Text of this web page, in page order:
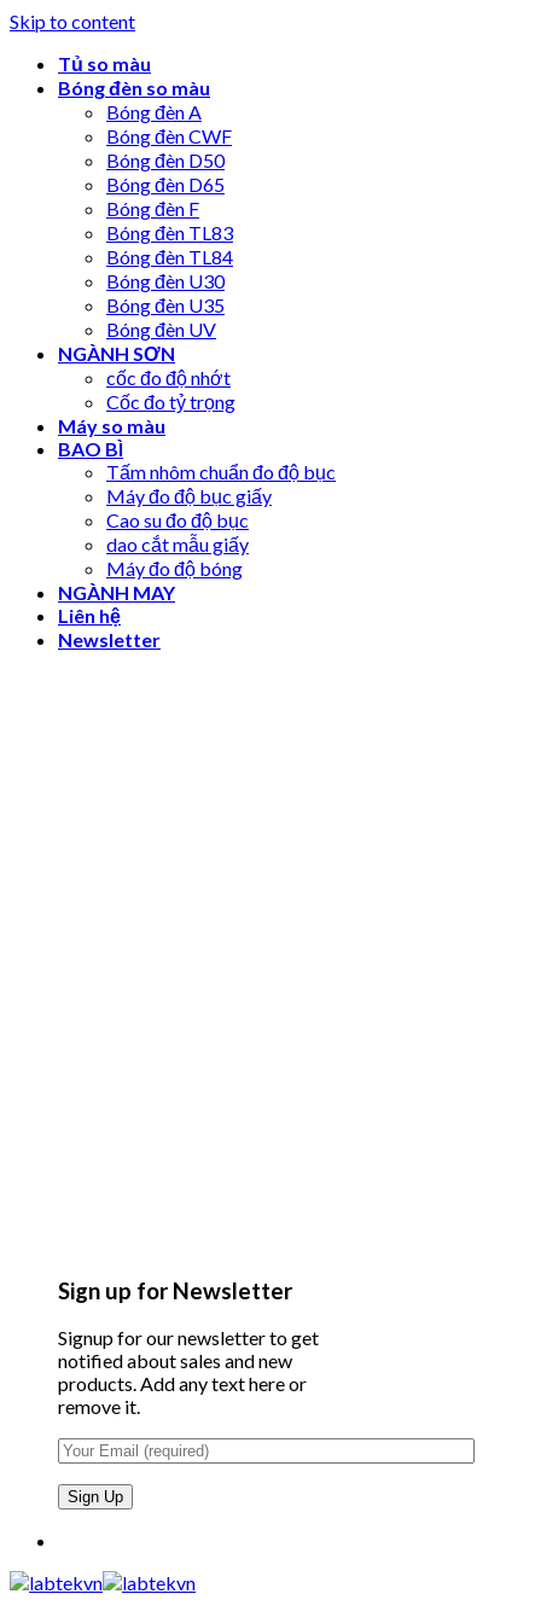
Skip to content
Tủ so màu
Bóng đèn so màu
Bóng đèn A
Bóng đèn CWF
Bóng đèn D50
Bóng đèn D65
Bóng đèn F
Bóng đèn TL83
Bóng đèn TL84
Bóng đèn U30
Bóng đèn U35
Bóng đèn UV
NGÀNH SƠN
cốc đo độ nhớt
Cốc đo tỷ trọng
Máy so màu
BAO BÌ
Tấm nhôm chuẩn đo độ bục
Máy đo độ bục giấy
Cao su đo độ bục
dao cắt mẫu giấy
Máy đo độ bóng
NGÀNH MAY
Liên hệ
Newsletter
Sign up for Newsletter
Signup for our newsletter to get
notified about sales and new
products. Add any text here or
remove it.